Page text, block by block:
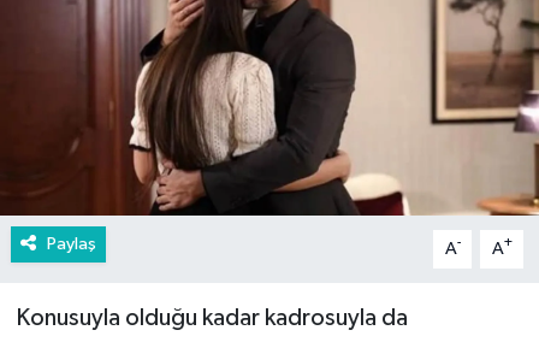
Paylaş A- A+
Konusuyla olduğu kadar kadrosuyla da